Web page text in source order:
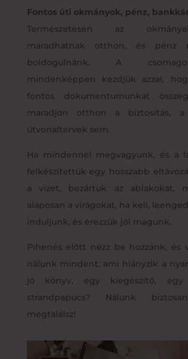
Fontos úti okmányok, pénz,
Természetesen az
maradhatnak otthon, és pénz
boldogulnánk. A
mindenképpen kezdjük azzal,
fontos dokumentumunkat
maradjon otthon a biztosítás,
útvonaltervek sem.
Ha mindennel megvagyunk, és a
felkészítettük egy hosszabb
a vizet, bezártuk az ablakokat,
alaposan a virágokat, ha kell,
induljunk, és érezzük jól magunk.
Pihenés előtt nézz be hozzánk, és
nálunk mindent, ami hiányzik a
jó könyv, egy kiegészítő, egy
strandpapucs? Nálunk
megtalálsz!